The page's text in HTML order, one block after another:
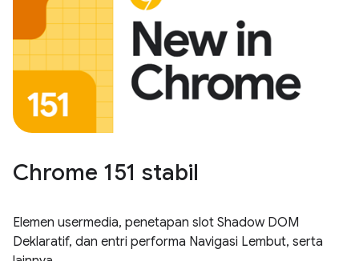
Chrome 151 stabil
Elemen usermedia, penetapan slot Shadow DOM
Deklaratif, dan entri performa Navigasi Lembut, serta